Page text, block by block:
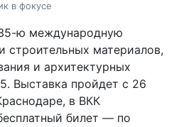
в фокусе
ю международную
строительных материалов,
и архитектурных
Выставка пройдет с 26
в ВКК
билет — по